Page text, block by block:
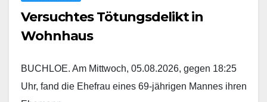
Versuchtes Tötungsdelikt in
Wohnhaus
BUCHLOE. Am Mittwoch, 05.08.2026, gegen 18:25
Uhr, fand die Ehefrau eines 69-jährigen Mannes ihren